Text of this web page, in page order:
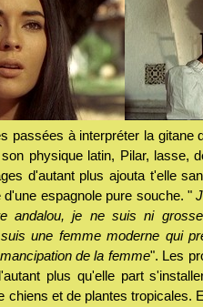
passées à interpréter la gitane
physique latin, Pilar, lasse,
d'autant plus ajouta t'elle
espagnole pure souche. "
andalou, je ne suis ni
une femme moderne qui
de la femme". Les
plus qu'elle part
chiens et de plantes tropicales.